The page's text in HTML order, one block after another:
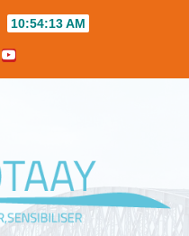
10:54:14 AM